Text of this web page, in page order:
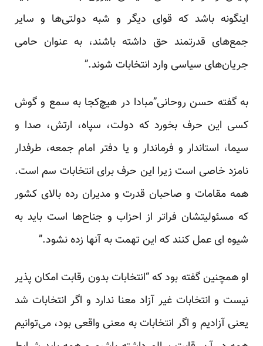
اینگونه باشد که قوای دیگر و شبه دولتی‌ها و سایر
جمع‌های قدرتمند حق داشته باشند، به عنوان حامی
جریان‌های سیاسی وارد انتخابات شوند.”
به گفته حسن روحانی”مبادا در هیچ‌کجا به سمع و گوش
کسی این حرف بخورد که دولت، سپاه، ارتش، صدا و
سیما، استاندار و فرماندار و یا دفتر امام جمعه، طرفدار
نامزد خاصی است زیرا این حرف برای انتخابات سم است.
همه مقامات و صاحبان قدرت و مدیران رده بالای کشور
که مسئولیتشان فراتر از احزاب و جناح‌ها است باید به
شیوه ای عمل کنند که این تهمت به آنها زده نشود.”
او همچنین گفته بود که “انتخابات بدون رقابت امکان پذیر
نیست و انتخابات غیر آزاد معنا ندارد و اگر انتخابات شد
یعنی آزادیم و اگر انتخابات به معنی واقعی بود، می‌توانیم